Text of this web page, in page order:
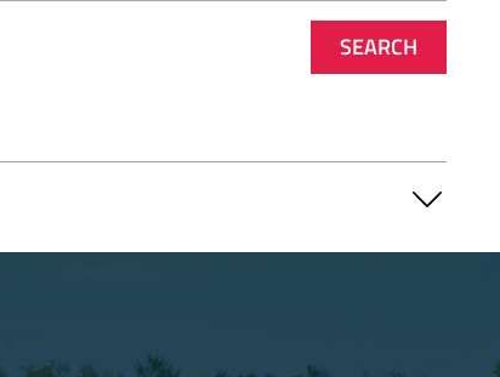
SEARCH
Areas of the Cottian Alps.